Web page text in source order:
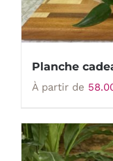
Planche
À partir de